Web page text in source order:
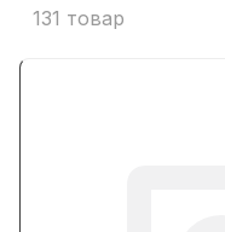
131 товар